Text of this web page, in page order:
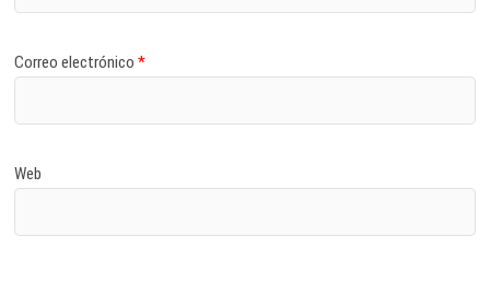
Correo electrónico*
Web